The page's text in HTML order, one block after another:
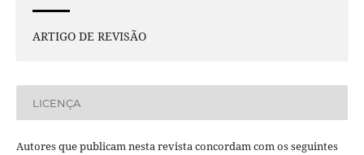
ARTIGO DE REVISÃO
LICENÇA
Autores que publicam nesta revista concordam com os seguintes